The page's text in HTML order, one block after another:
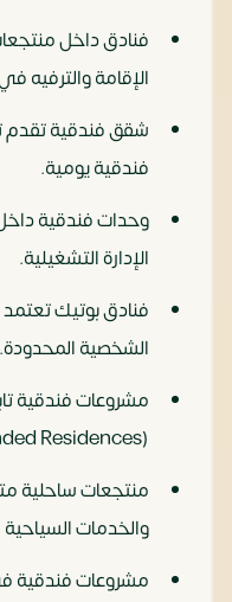
فنادق داخل
الإقامة والترفيه
شقق فندقية تقدم
فندقية يومية.
وحدات فندقية
الإدارة التشغيلية.
فنادق بوتيك تعتمد
الشخصية المحدودة.
مشروعات فندقية
(Branded Residences).
منتجعات ساحلية
والخدمات السياحية
مشروعات فندقية